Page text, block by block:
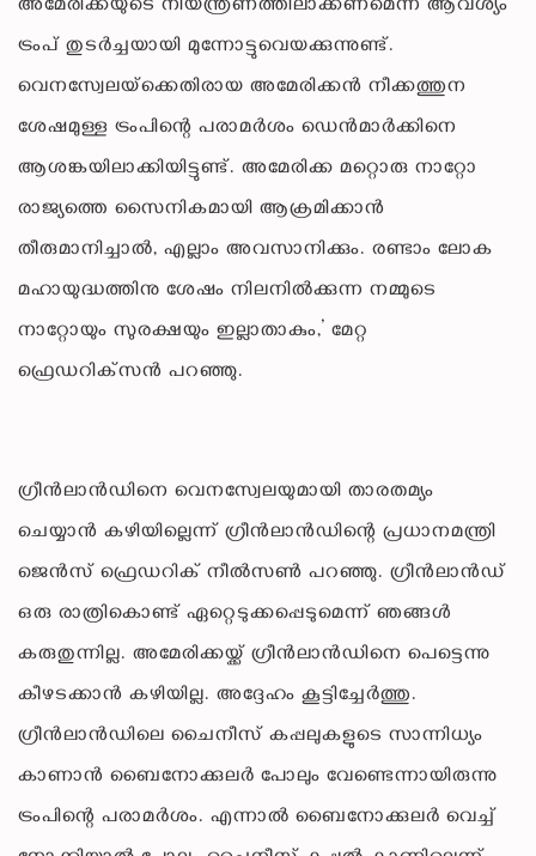
അമേരിക്കയുടെ നിയന്ത്രണത്തിലാക്കണമെന്ന ആവശ്യം
ട്രംപ് തുടര്‍ച്ചയായി മുന്നോട്ടുവെയക്കുന്നുണ്ട്.
വെനസ്വേലയ്‌ക്കെതിരായ അമേരിക്കന്‍ നീക്കത്തുന
ശേഷമുള്ള ട്രംപിന്റെ പരാമര്‍ശം ഡെന്‍മാര്‍ക്കിനെ
ആശങ്കയിലാക്കിയിട്ടുണ്ട്. അമേരിക്ക മറ്റൊരു നാറ്റോ
രാജ്യത്തെ സൈനികമായി ആക്രമിക്കാന്‍
തീരുമാനിച്ചാല്‍, എല്ലാം അവസാനിക്കും. രണ്ടാം ലോക
മഹായുദ്ധത്തിനു ശേഷം നിലനില്‍ക്കുന്ന നമ്മുടെ
നാറ്റോയും സുരക്ഷയും ഇല്ലാതാകും,’ മേറ്റ
ഫ്രെഡറിക്‌സന്‍ പറഞ്ഞു.
ഗ്രീന്‍ലാന്‍ഡിനെ വെനസ്വേലയുമായി താരതമ്യം
ചെയ്യാന്‍ കഴിയില്ലെന്ന് ഗ്രീന്‍ലാന്‍ഡിന്റെ പ്രധാനമന്ത്രി
ജെന്‍സ് ഫ്രെഡറിക് നീല്‍സണ്‍ പറഞ്ഞു. ഗ്രീന്‍ലാന്‍ഡ്
ഒരു രാത്രികൊണ്ട് ഏറ്റെടുക്കപ്പെടുമെന്ന് ഞങ്ങള്‍
കരുതുന്നില്ല. അമേരിക്കയ്ക്ക് ഗ്രീന്‍ലാന്‍ഡിനെ പെട്ടെന്നു
കീഴടക്കാന്‍ കഴിയില്ല. അദ്ദേഹം കൂട്ടിച്ചേര്‍ത്തു.
ഗ്രീന്‍ലാന്‍ഡിലെ ചൈനീസ് കപ്പലുകളുടെ സാന്നിധ്യം
കാണാന്‍ ബൈനോക്കുലര്‍ പോലും വേണ്ടെന്നായിരുന്നു
ട്രംപിന്റെ പരാമര്‍ശം. എന്നാല്‍ ബൈനോക്കുലര്‍ വെച്ച്